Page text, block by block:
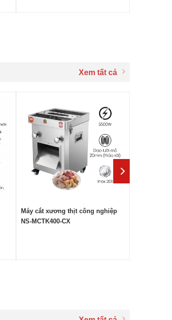
Xem tất cả
Máy cắt xương thịt công nghiệp
NS-MCTK400-CX